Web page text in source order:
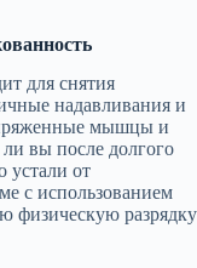
для снятия
надавливания и
мышцы и
вы после долгого
устали от
с использованием
физическую разрядку